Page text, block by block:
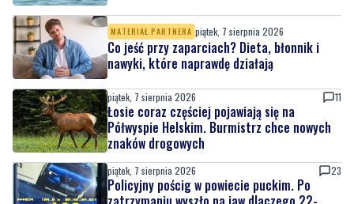
piątek, 7 sierpnia 2026
Łosie coraz częściej pojawiają się na
Półwyspie Helskim. Burmistrz chce nowych
znaków drogowych
piątek, 7 sierpnia 2026
Policyjny pościg w powiecie puckim. Po
zatrzymaniu wyszło na jaw dlaczego 22-
latek uciekał